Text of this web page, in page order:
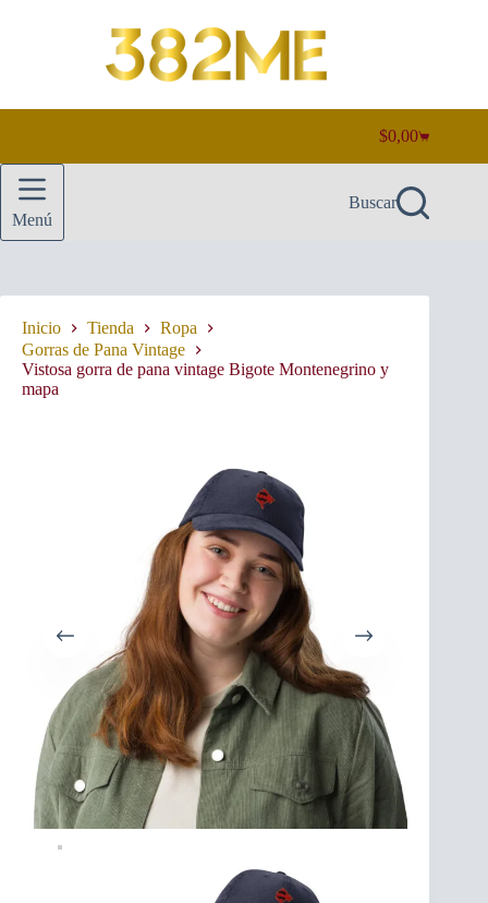
Carro
de
compra
$0,00
Menú
Buscar
Inicio Tienda
Ropa
Gorras de Pana Vintage
Vistosa gorra de pana vintage Bigote Montenegrino y
mapa